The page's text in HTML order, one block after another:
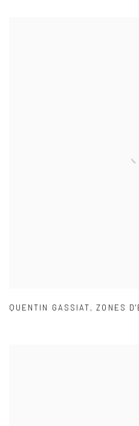
QUENTIN GASSIAT,ZONES